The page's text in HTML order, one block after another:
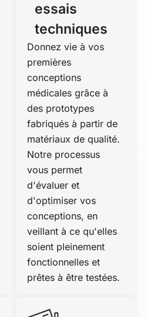
essais
techniques
Donnez vie à vos
premières
conceptions
médicales grâce à
des prototypes
fabriqués à partir de
matériaux de qualité.
Notre processus
vous permet
d'évaluer et
d'optimiser vos
conceptions, en
veillant à ce qu'elles
soient pleinement
fonctionnelles et
prêtes à être testées.